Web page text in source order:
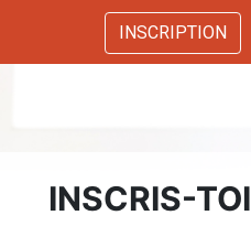
INSCRIPTION
INSCRIS-TOI